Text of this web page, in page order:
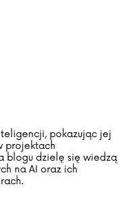
pokazując jej
projektach
blogu dzielę się wiedzą
na AI oraz ich